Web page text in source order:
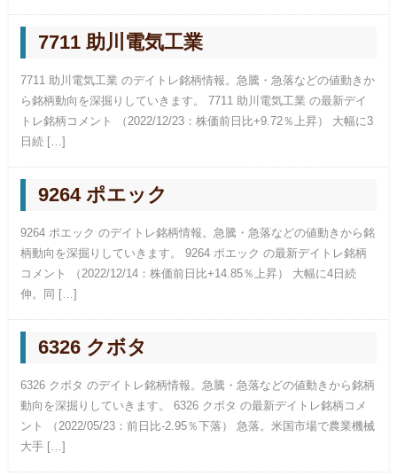
7711 助川電気工業
7711 助川電気工業 のデイトレ銘柄情報。急騰・急落などの値動きか
ら銘柄動向を深掘りしていきます。 7711 助川電気工業 の最新デイ
トレ銘柄コメント （2022/12/23：株価前日比+9.72％上昇） 大幅に3
日続 […]
9264 ポエック
9264 ポエック のデイトレ銘柄情報。急騰・急落などの値動きから銘
柄動向を深掘りしていきます。 9264 ポエック の最新デイトレ銘柄
コメント （2022/12/14：株価前日比+14.85％上昇） 大幅に4日続
伸。同 […]
6326 クボタ
6326 クボタ のデイトレ銘柄情報。急騰・急落などの値動きから銘柄
動向を深掘りしていきます。 6326 クボタ の最新デイトレ銘柄コメ
ント （2022/05/23：前日比-2.95％下落） 急落。米国市場で農業機械
大手 […]